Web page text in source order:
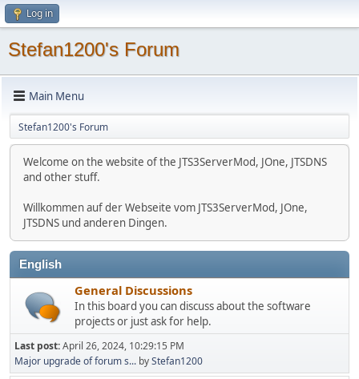
Log in
Stefan1200's Forum
Main Menu
Stefan1200's Forum
Welcome on the website of the JTS3ServerMod, JOne, JTSDNS
and other stuff.
Willkommen auf der Webseite vom JTS3ServerMod, JOne,
JTSDNS und anderen Dingen.
English
General Discussions
In this board you can discuss about the software
projects or just ask for help.
Last post:April 26, 2024, 10:29:15 PM
Major upgrade of forum s... byStefan1200